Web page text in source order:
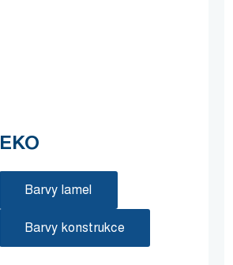
EKO
Barvy lamel
Barvy konstrukce